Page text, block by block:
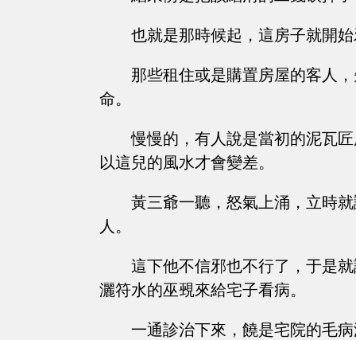
也就是那時候起，這房子就開
那些租住或是購置房屋的客人
命。
慢慢的，有人說是當初的泥瓦
以這兒的風水才會變差。
黃三爺一聽，怒氣上涌，立時
人。
這下他不信邪也不行了，于是
灑符水的巫覡來給宅子看病。
一通診治下來，饒是宅院的毛